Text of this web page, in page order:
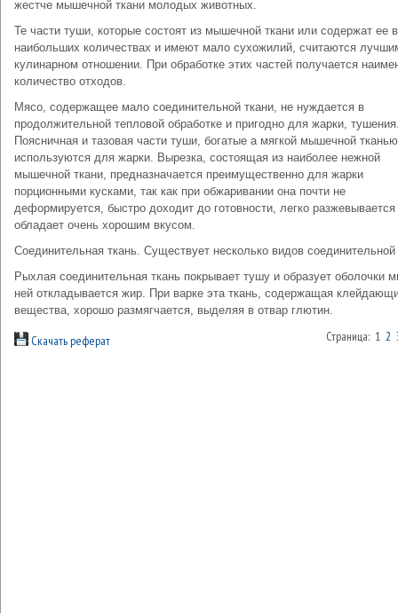
жестче мышечной ткани молодых животных.
Те части туши, которые состоят из мышечной ткани или содержат ее в
наибольших количествах и имеют мало сухожилий, считаются
кулинарном отношении. При обработке этих частей получается
количество отходов.
Мясо, содержащее мало соединительной ткани, не нуждается в
продолжительной тепловой обработке и пригодно для жарки,
Поясничная и тазовая части туши, богатые а мягкой мышечной
используются для жарки. Вырезка, состоящая из наиболее нежной
мышечной ткани, предназначается преимущественно для жарки
порционными кусками, так как при обжаривании она почти не
деформируется, быстро доходит до готовности, легко разжевывается
обладает очень хорошим вкусом.
Соединительная ткань. Существует несколько видов соединительной
Рыхлая соединительная ткань покрывает тушу и образует оболочки
ней откладывается жир. При варке эта ткань, содержащая
вещества, хорошо размягчается, выделяя в отвар глютин.
Скачать реферат Страница: 1 2